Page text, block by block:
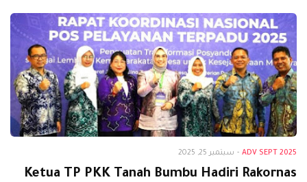
ADV SEPT 2025
- سبتمبر 25, 2025
Ketua TP PKK Tanah Bumbu Hadiri Rakornas